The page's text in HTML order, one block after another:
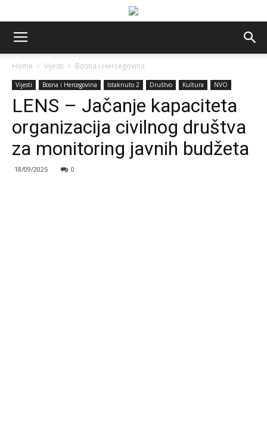
Home Vijesti Bosna i Hercegovina
Vijesti Bosna i Hercegovina Istaknuto 2 Društvo Kultura NVO
LENS – Jačanje kapaciteta
organizacija civilnog društva
za monitoring javnih budžeta
18/09/2025 0